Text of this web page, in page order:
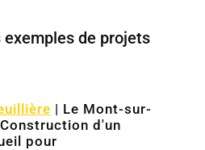
de projets
| Le Mont-sur-
d'un
pour